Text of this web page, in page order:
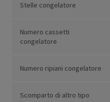
Stelle congelatore
Numero cassetti
congelatore
Numero ripiani congelatore
Scomparto di altro tipo